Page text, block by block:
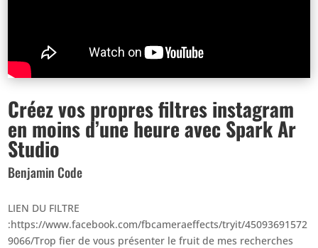
Créez vos propres filtres instagram
en moins d’une heure avec Spark Ar
Studio
Benjamin Code
LIEN DU FILTRE
:https://www.facebook.com/fbcameraeffects/tryit/45093691572
9066/Trop fier de vous présenter le fruit de mes recherches